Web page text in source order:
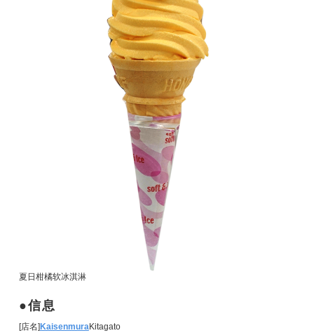
夏日柑橘软冰淇淋
信息
[店名] KaisenmuraKitagato